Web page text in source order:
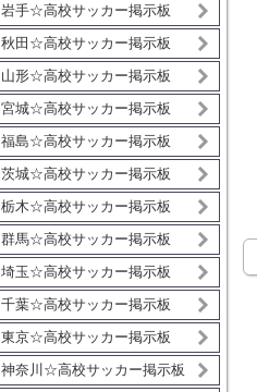
岩手☆高校サッカー掲示板
秋田☆高校サッカー掲示板
山形☆高校サッカー掲示板
宮城☆高校サッカー掲示板
福島☆高校サッカー掲示板
茨城☆高校サッカー掲示板
栃木☆高校サッカー掲示板
群馬☆高校サッカー掲示板
埼玉☆高校サッカー掲示板
千葉☆高校サッカー掲示板
東京☆高校サッカー掲示板
神奈川☆高校サッカー掲示板